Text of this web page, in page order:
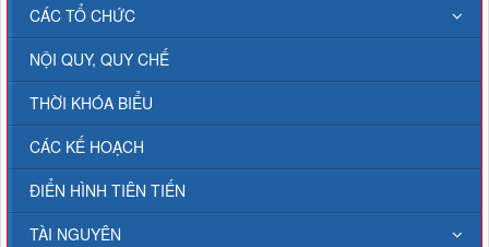
CÁC TỔ CHỨC
NỘI QUY, QUY CHẾ
THỜI KHÓA BIỂU
CÁC KẾ HOẠCH
ĐIỂN HÌNH TIÊN TIẾN
TÀI NGUYÊN